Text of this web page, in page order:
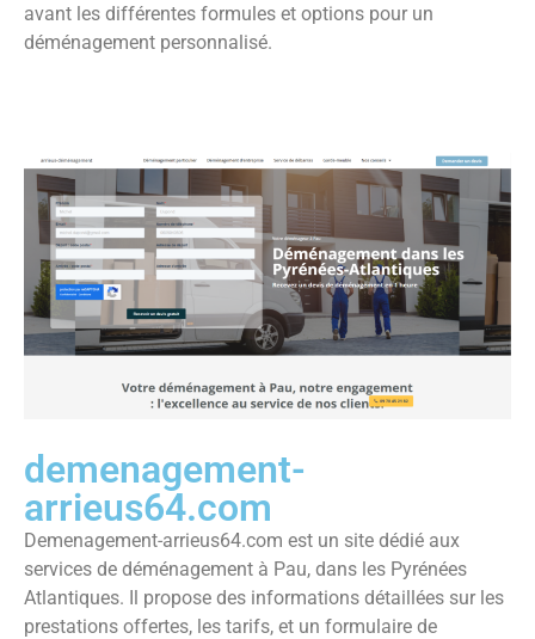
avant les différentes formules et options pour un
déménagement personnalisé.
demenagement-
arrieus64.com
Demenagement-arrieus64.com est un site dédié aux
services de déménagement à Pau, dans les Pyrénées
Atlantiques. Il propose des informations détaillées sur les
prestations offertes, les tarifs, et un formulaire de